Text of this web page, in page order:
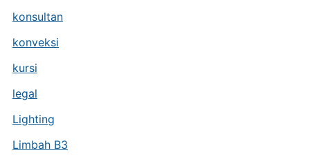
konsultan
konveksi
kursi
legal
Lighting
Limbah B3